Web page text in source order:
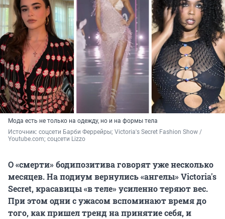
Мода есть не только на одежду, но и на формы тела
Источник: соцсети Барби Феррейры; Victoria's Secret Fashion Show /
Youtube.com; соцсети Lizzo
О «смерти» бодипозитива говорят уже несколько
месяцев. На подиум вернулись «ангелы» Victoria's
Secret, красавицы «в теле» усиленно теряют вес.
При этом одни с ужасом вспоминают время до
того, как пришел тренд на принятие себя, и